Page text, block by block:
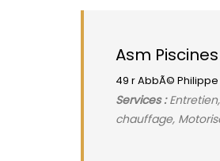
Asm Piscines
49 r AbbÃ© Philippe
Services :
chauffage,